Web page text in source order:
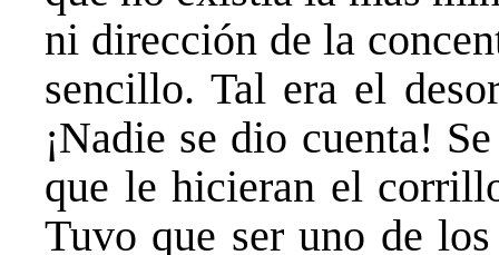
ni dirección de la
sencillo. Tal era el
¡Nadie se dio cuenta!
que le hicieran el
Tuvo que ser uno de